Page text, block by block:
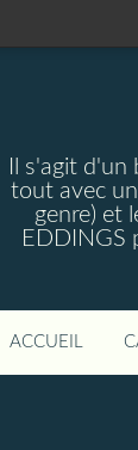
Il s'agit
tout avec
genre) et
EDDINGS
ACCUEIL